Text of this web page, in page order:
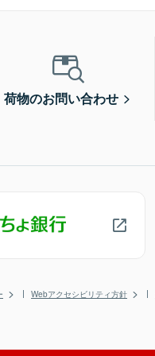
荷物のお問い合わせ
Webアクセシビリティ方針